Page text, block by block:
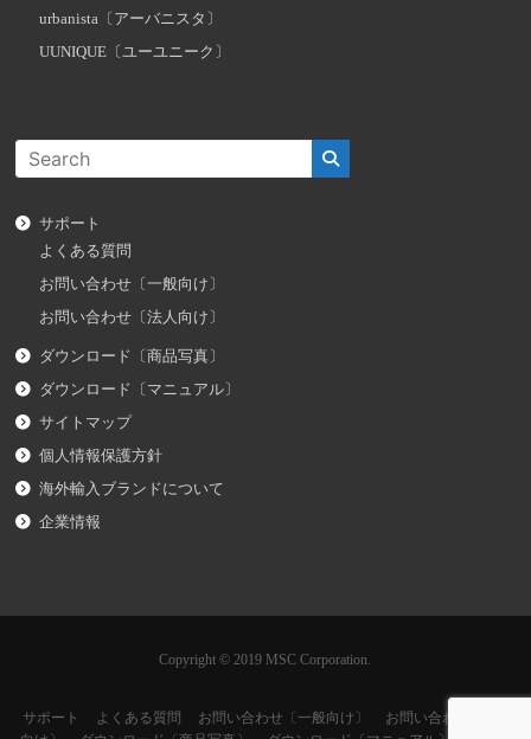
urbanista〔アーバニスタ〕
UUNIQUE〔ユーユニーク〕
サポート
よくある質問
お問い合わせ〔一般向け〕
お問い合わせ〔法人向け〕
ダウンロード〔商品写真〕
ダウンロード〔マニュアル〕
サイトマップ
個人情報保護方針
海外輸入ブランドについて
企業情報
Copyright © 2019 MSC Corporation.
サポート よくある質問 お問い合わせ〔一般向け〕
お問い合わせ〔法人